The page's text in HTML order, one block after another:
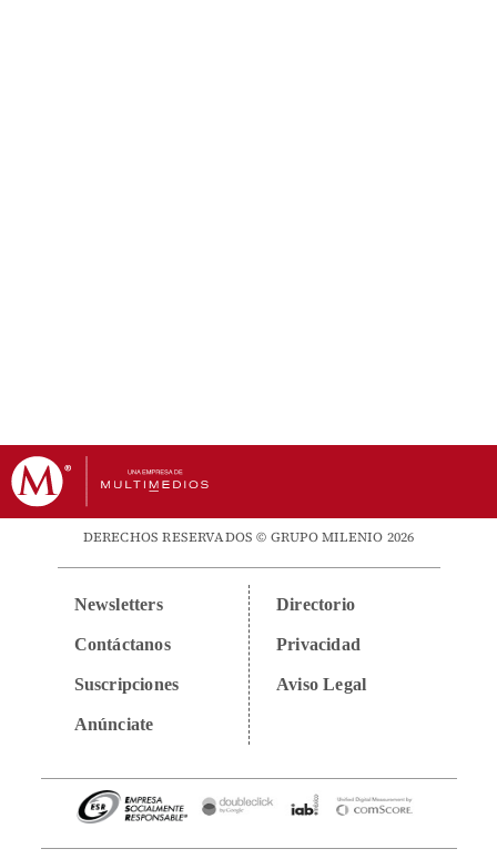
DERECHOS RESERVADOS © GRUPO MILENIO 2026
Newsletters
Contáctanos
Suscripciones
Anúnciate
Directorio
Privacidad
Aviso Legal